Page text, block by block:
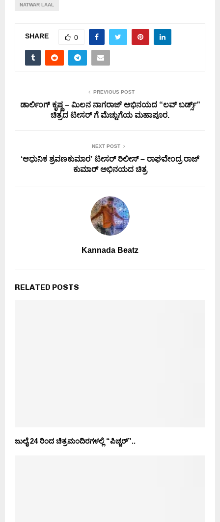
NATWAR LAAL
SHARE 0
PREVIOUS POST
ಡಾರ್ಲಿಂಗ್ ಕೃಷ್ಣ – ಮಿಲನ ನಾಗರಾಜ್ ಅಭಿನಯದ “ಲವ್ ಬರ್ಡ್ಸ್”
ಚಿತ್ರದ ಟೀಸರ್ ಗೆ ಮೆಚ್ಚುಗೆಯ ಮಹಾಪೂರ.
NEXT POST
‘ಆಧುನಿಕ ಶ್ರವಣಕುಮಾರ’ ಟೀಸರ್ ರಿಲೀಸ್ – ರಾಘವೇಂದ್ರ ರಾಜ್
ಕುಮಾರ್ ಅಭಿನಯದ ಚಿತ್ರ
Kannada Beatz
RELATED POSTS
ಜುಲೈ 24 ರಿಂದ ಚಿತ್ರಮಂದಿರಗಳಲ್ಲಿ “ಪಿಚ್ಚರ್”..